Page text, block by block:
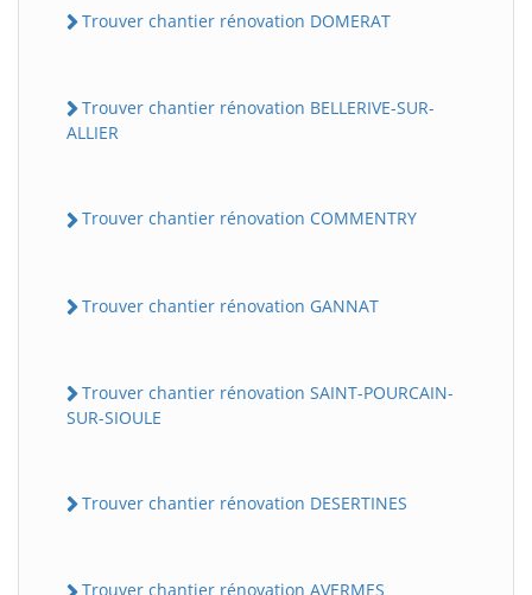
Trouver chantier rénovation DOMERAT
Trouver chantier rénovation BELLERIVE-SUR-
ALLIER
Trouver chantier rénovation COMMENTRY
Trouver chantier rénovation GANNAT
Trouver chantier rénovation SAINT-POURCAIN-
SUR-SIOULE
Trouver chantier rénovation DESERTINES
Trouver chantier rénovation AVERMES